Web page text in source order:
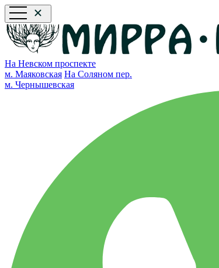
На Невском проспекте
м. Маяковская На Соляном пер.
м. Чернышевская